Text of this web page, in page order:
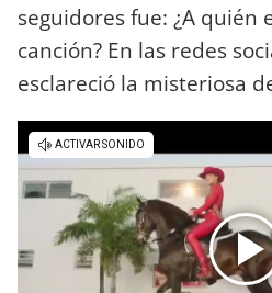
seguidores fue: ¿A quién
canción? En las redes
esclareció la misteriosa